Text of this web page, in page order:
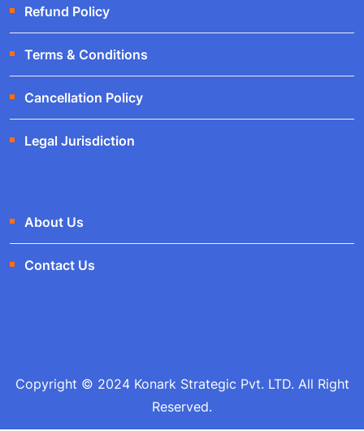
Refund Policy
Terms & Conditions
Cancellation Policy
Legal Jurisdiction
About Us
Contact Us
Copyright © 2024 Konark Strategic Pvt. LTD. All Right
Reserved.